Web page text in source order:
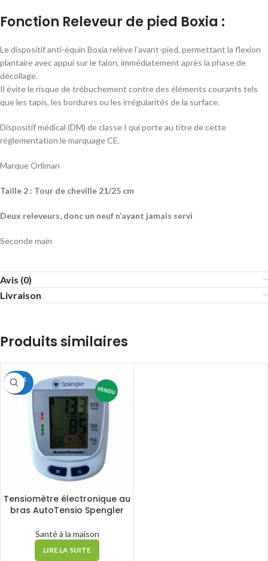
Fonction Releveur de pied Boxia :
Le dispositif anti-équin Boxia relève l’avant-pied, permettant la flexion
plantaire avec appui sur le talon, immédiatement après la phase de
décollage.
Il évite le risque de trébuchement contre des éléments courants tels
que les tapis, les bordures ou les irrégularités de la surface.
Dispositif médical (DM) de classe I qui porte au titre de cette
réglementation le marquage CE.
Marque Orliman
Taille 2 : Tour de cheville 21/25 cm
Deux releveurs, donc un neuf n’ayant jamais servi
Seconde main
Avis (0)
Livraison
Produits similaires
2ÈME
VIE
Tensiomètre électronique au
bras AutoTensio Spengler
Santé à la maison
LIRE LA SUITE